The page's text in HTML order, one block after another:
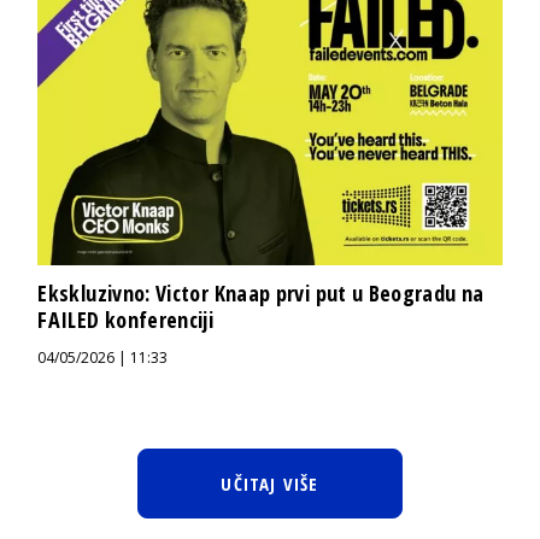
Ekskluzivno: Victor Knaap prvi put u Beogradu na
FAILED konferenciji
04/05/2026 | 11:33
UČITAJ VIŠE